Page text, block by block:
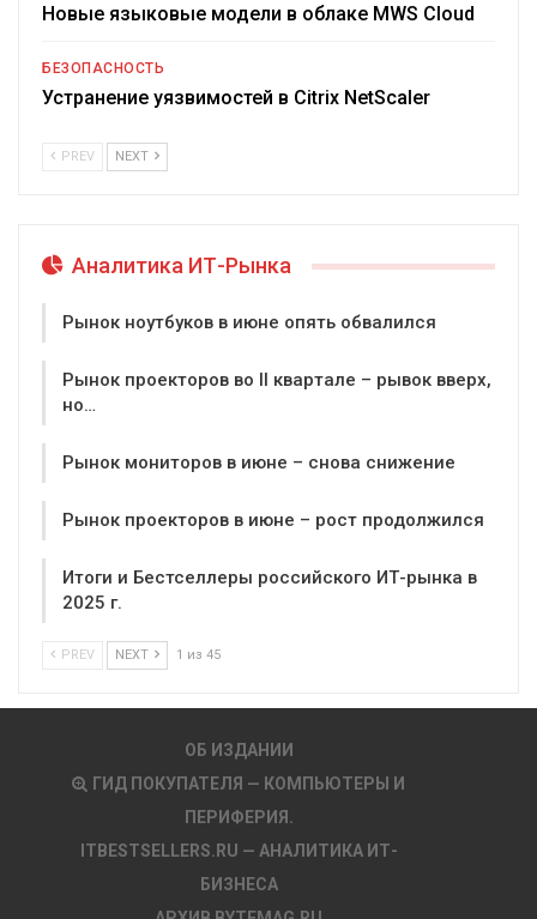
Новые языковые модели в облаке MWS Cloud
БЕЗОПАСНОСТЬ
Устранение уязвимостей в Citrix NetScaler
PREV NEXT
Аналитика ИТ-Рынка
Рынок ноутбуков в июне опять обвалился
Рынок проекторов во II квартале – рывок вверх,
но…
Рынок мониторов в июне – снова снижение
Рынок проекторов в июне – рост продолжился
Итоги и Бестселлеры российского ИТ-рынка в
2025 г.
PREV NEXT 1 из 45
ОБ ИЗДАНИИ
ГИД ПОКУПАТЕЛЯ — КОМПЬЮТЕРЫ И
ПЕРИФЕРИЯ.
ITBESTSELLERS.RU — АНАЛИТИКА ИТ-
БИЗНЕСА